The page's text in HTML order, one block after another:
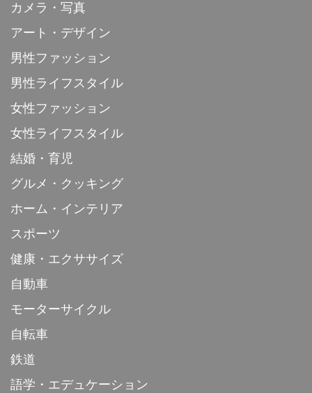
カメラ・写真
アート・デザイン
男性ファッション
男性ライフスタイル
女性ファッション
女性ライフスタイル
結婚・育児
グルメ・クッキング
ホーム・インテリア
スポーツ
健康・エクササイズ
自動車
モーターサイクル
自転車
鉄道
語学・エデュケーション